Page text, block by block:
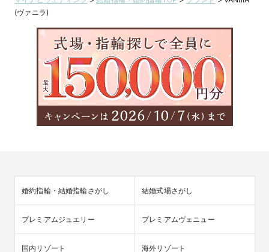
(ヴァニラ)
婚約指輪・結婚指輪さがし 結婚式場さがし
プレミアムジュエリー プレミアムヴェニュー
国内リゾート 海外リゾート